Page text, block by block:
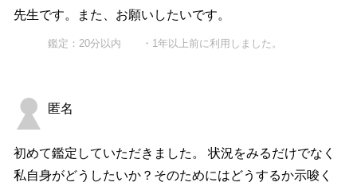
先生です。また、お願いしたいです。
鑑定：20分以内 ・1年以上前に利用しました。
匿名
初めて鑑定していただきました。 状況をみるだけでなく
私自身がどうしたいか？そのためにはどうするか示唆く